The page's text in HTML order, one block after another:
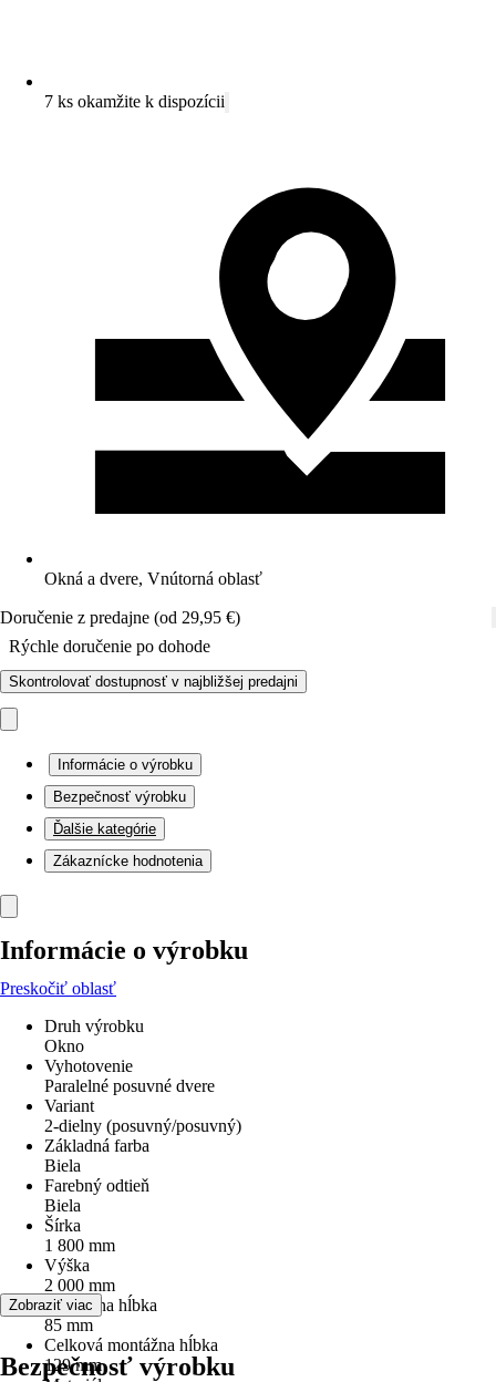
7 ks okamžite k dispozícii
Okná a dvere, Vnútorná oblasť
Doručenie z predajne (od 29,95 €)
Rýchle doručenie po dohode
Skontrolovať dostupnosť v najbližšej predajni
Informácie o výrobku
Bezpečnosť výrobku
Ďalšie kategórie
Zákaznícke hodnotenia
Informácie o výrobku
Preskočiť oblasť
Druh výrobku
Okno
Vyhotovenie
Paralelné posuvné dvere
Variant
2-dielny (posuvný/posuvný)
Základná farba
Biela
Farebný odtieň
Biela
Šírka
1 800 mm
Výška
2 000 mm
Montážna hĺbka
85 mm
Celková montážna hĺbka
129 mm
Zobraziť viac
Bezpečnosť výrobku